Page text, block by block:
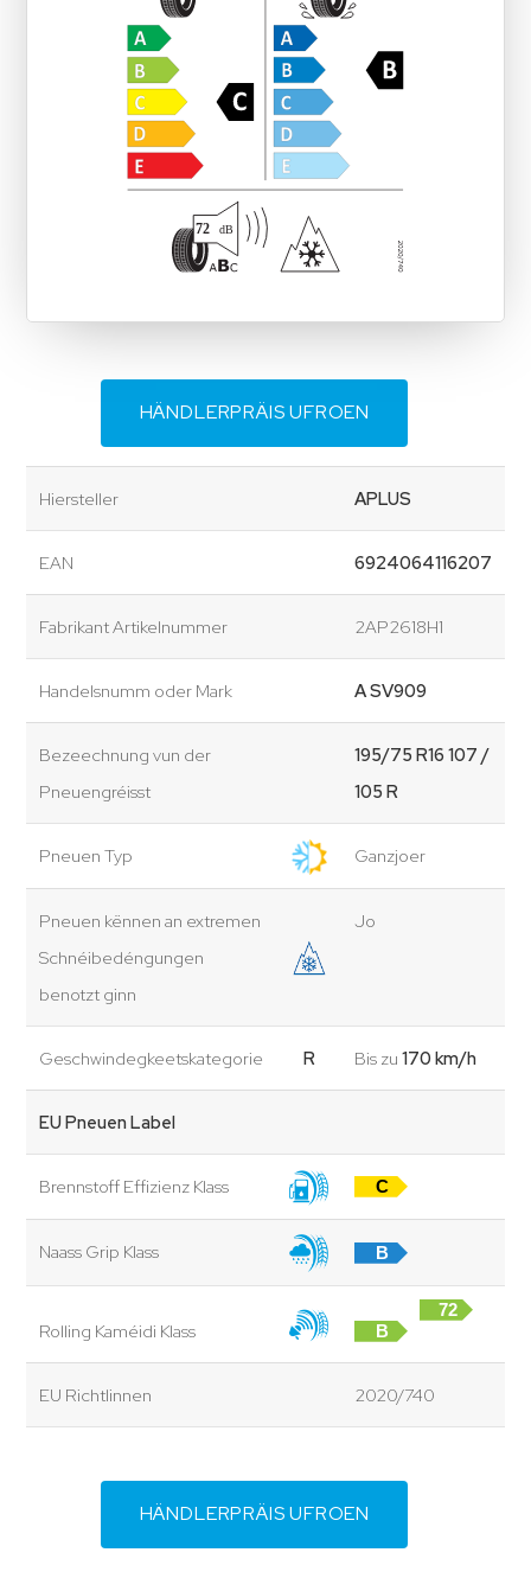
HÄNDLERPRÄIS UFROEN
Hiersteller APLUS
EAN 6924064116207
Fabrikant Artikelnummer 2AP2618H1
Handelsnumm oder Mark A SV909
Bezeechnung vun der
Pneuengréisst
195/75 R16 107 /
105 R
Pneuen Typ Ganzjoer
Pneuen kënnen an extremen
Schnéibedéngungen
benotzt ginn
Jo
Geschwindegkeetskategorie R Bis zu 170 km/h
EU Pneuen Label
Brennstoff Effizienz Klass C
Naass Grip Klass B
Rolling Kaméidi Klass B
72
EU Richtlinnen 2020/740
HÄNDLERPRÄIS UFROEN